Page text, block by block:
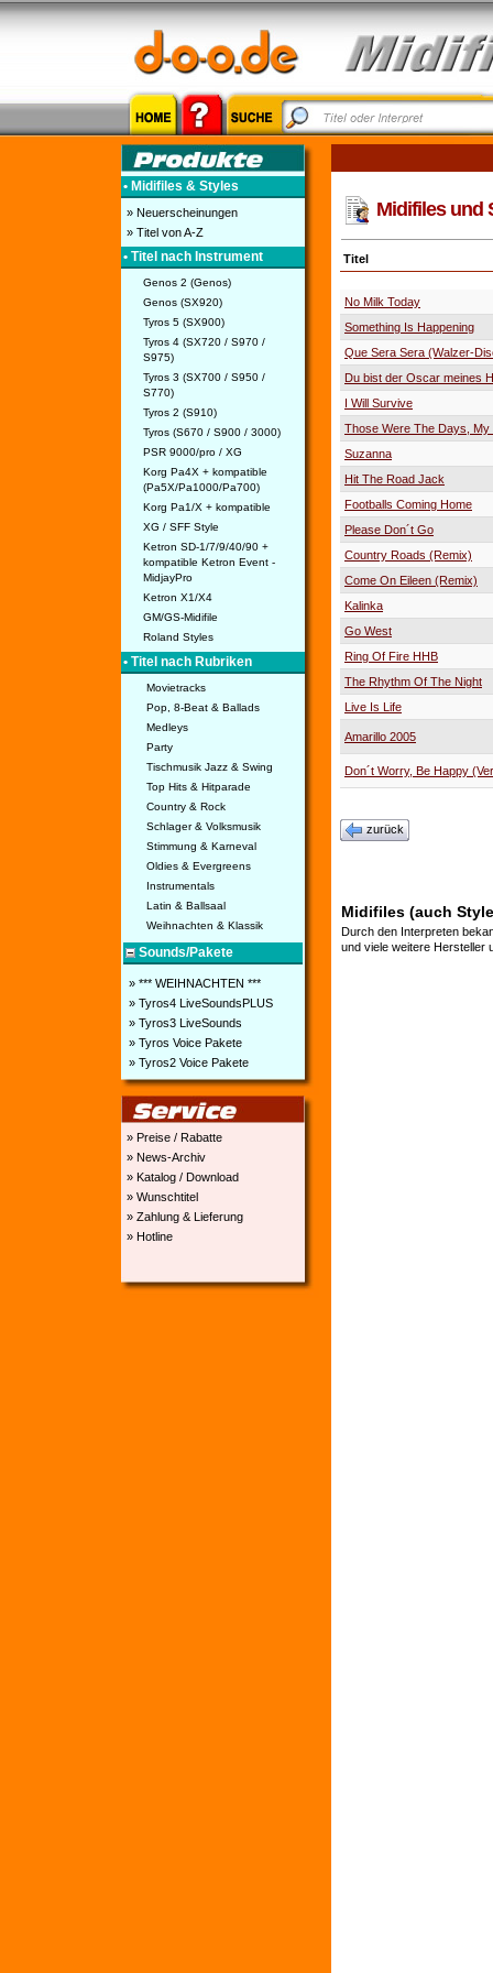
• Midifiles & Styles
» Neuerscheinungen
» Titel von A-Z
• Titel nach Instrument
Genos 2 (Genos)
Genos (SX920)
Tyros 5 (SX900)
Tyros 4 (SX720 / S970 /
S975)
Tyros 3 (SX700 / S950 /
S770)
Tyros 2 (S910)
Tyros (S670 / S900 / 3000)
PSR 9000/pro / XG
Korg Pa4X + kompatible
(Pa5X/Pa1000/Pa700)
Korg Pa1/X + kompatible
XG / SFF Style
Ketron SD-1/7/9/40/90 +
kompatible Ketron Event -
MidjayPro
Ketron X1/X4
GM/GS-Midifile
Roland Styles
• Titel nach Rubriken
Movietracks
Pop, 8-Beat & Ballads
Medleys
Party
Tischmusik Jazz & Swing
Top Hits & Hitparade
Country & Rock
Schlager & Volksmusik
Stimmung & Karneval
Oldies & Evergreens
Instrumentals
Latin & Ballsaal
Weihnachten & Klassik
Sounds/Pakete
» *** WEIHNACHTEN ***
» Tyros4 LiveSoundsPLUS
» Tyros3 LiveSounds
» Tyros Voice Pakete
» Tyros2 Voice Pakete
» Preise / Rabatte
» News-Archiv
» Katalog / Download
» Wunschtitel
» Zahlung & Lieferung
» Hotline
Midifiles und
Titel
No Milk Today
Something Is Happening
Que Sera Sera (Walzer-
Du bist der Oscar meines
I Will Survive
Those Were The Days, My
Suzanna
Hit The Road Jack
Footballs Coming Home
Please Don´t Go
Country Roads (Remix)
Come On Eileen (Remix)
Kalinka
Go West
Ring Of Fire HHB
The Rhythm Of The Night
Live Is Life
Amarillo 2005
Don´t Worry, Be Happy
zurück
Midifiles (auch
Durch den Interpreten
und viele weitere Hersteller